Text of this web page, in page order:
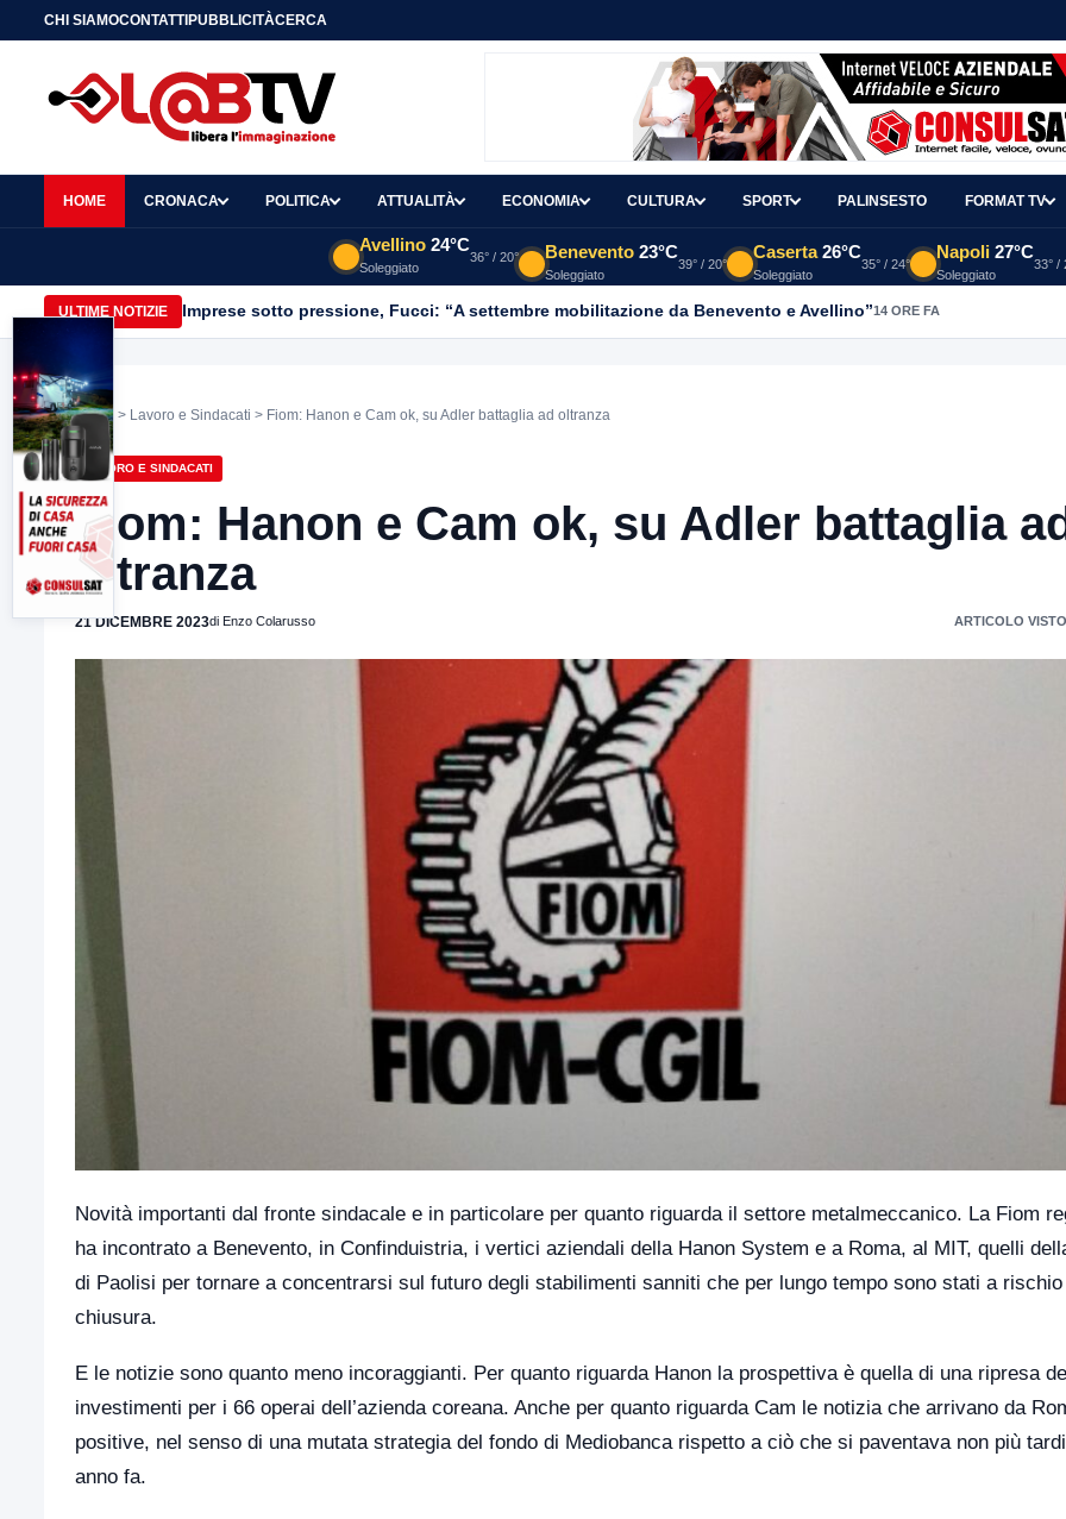
CHI SIAMOCONTATTIPUBBLICITÀCERCA
HOME CRONACA POLITICA ATTUALITÀ ECONOMIA CULTURA SPORT PALINSESTO FORMAT TV
Avellino 24°C
Soleggiato
36° / 20° Benevento 23°C
Soleggiato
39° / 20°
Caserta 26°C
Soleggiato
35° / 24°
Napoli 27°C
Soleggiato
33° /
ULTIME NOTIZIE Imprese sotto pressione, Fucci: “A settembre mobilitazione da Benevento e Avellino”14 ORE FA
Home > Lavoro e Sindacati > Fiom: Hanon e Cam ok, su Adler battaglia ad oltranza
LAVORO E SINDACATI
Fiom: Hanon e Cam ok, su Adler battaglia
oltranza
21 DICEMBRE 2023di Enzo Colarusso ARTICOLO
Novità importanti dal fronte sindacale e in particolare per quanto riguarda il settore metalmeccanico. La Fiom
ha incontrato a Benevento, in Confinduistria, i vertici aziendali della Hanon System e a Roma, al MIT, quelli
di Paolisi per tornare a concentrarsi sul futuro degli stabilimenti sanniti che per lungo tempo sono stati a rischio
chiusura.
E le notizie sono quanto meno incoraggianti. Per quanto riguarda Hanon la prospettiva è quella di una ripresa
investimenti per i 66 operai dell’azienda coreana. Anche per quanto riguarda Cam le notizia che arrivano da
positive, nel senso di una mutata strategia del fondo di Mediobanca rispetto a ciò che si paventava non più
anno fa.